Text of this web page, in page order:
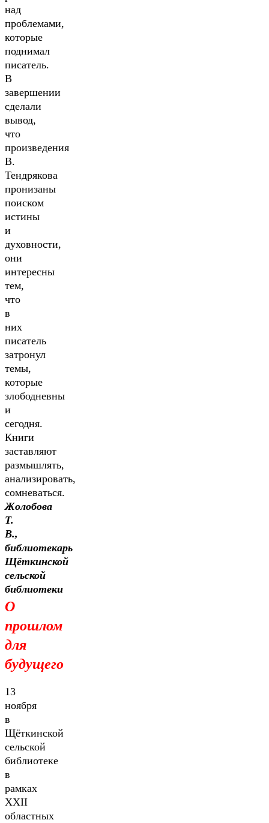
над
проблемами,
которые
поднимал
писатель.
В
завершении
сделали
вывод,
что
произведения
В.
Тендрякова
пронизаны
поиском
истины
и
духовности,
они
интересны
тем,
что
в
них
писатель
затронул
темы,
которые
злободневны
и
сегодня.
Книги
заставляют
размышлять,
анализировать,
сомневаться.
Жолобова
Т.
В.,
библиотекарь
Щёткинской
сельской
библиотеки
О
прошлом
для
будущего
13
ноября
в
Щёткинской
сельской
библиотеке
в
рамках
XXII
областных